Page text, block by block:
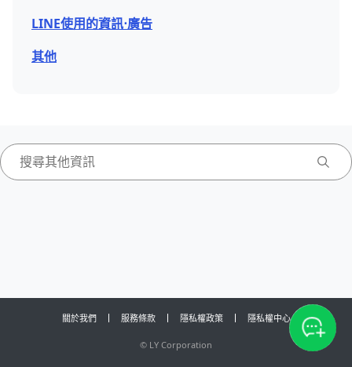
LINE使用的資訊⋅廣告
其他
關於我們 服務條款 隱私權政策 隱私權中心
© LY Corporation